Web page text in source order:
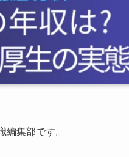
編集部です。